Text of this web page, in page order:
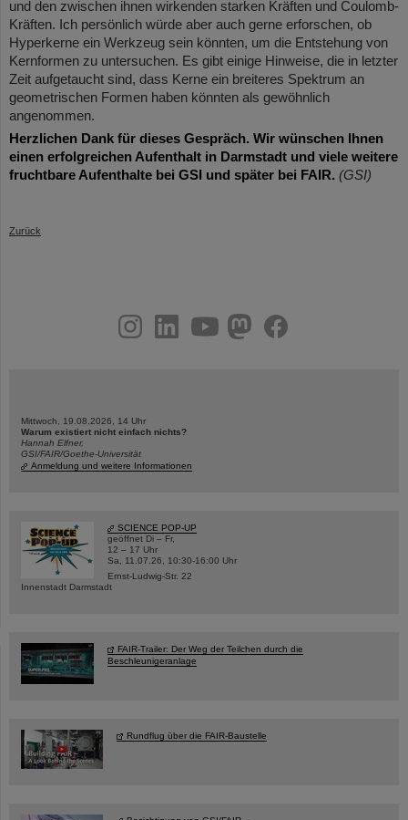
und den zwischen ihnen wirkenden starken Kräften und Coulomb-
Kräften. Ich persönlich würde aber auch gerne erforschen, ob
Hyperkerne ein Werkzeug sein könnten, um die Entstehung von
Kernformen zu untersuchen. Es gibt einige Hinweise, die in letzter
Zeit aufgetaucht sind, dass Kerne ein breiteres Spektrum an
geometrischen Formen haben könnten als gewöhnlich
angenommen.
Herzlichen Dank für dieses Gespräch. Wir wünschen Ihnen
einen erfolgreichen Aufenthalt in Darmstadt und viele weitere
fruchtbare Aufenthalte bei GSI und später bei FAIR. (GSI)
Zurück
youtubehelmholtz.socialfacebook
Mittwoch, 19.08.2026, 14 Uhr
Warum existiert nicht einfach nichts?
Hannah Elfner,
GSI/FAIR/Goethe-Universität
Anmeldung und weitere Informationen
SCIENCE POP-UP
geöffnet Di – Fr,
12 – 17 Uhr
Sa, 11.07.26, 10:30-16:00 Uhr
Ernst-Ludwig-Str. 22
Innenstadt Darmstadt
FAIR-Trailer: Der Weg der Teilchen durch die
Beschleunigeranlage
Rundflug über die FAIR-Baustelle